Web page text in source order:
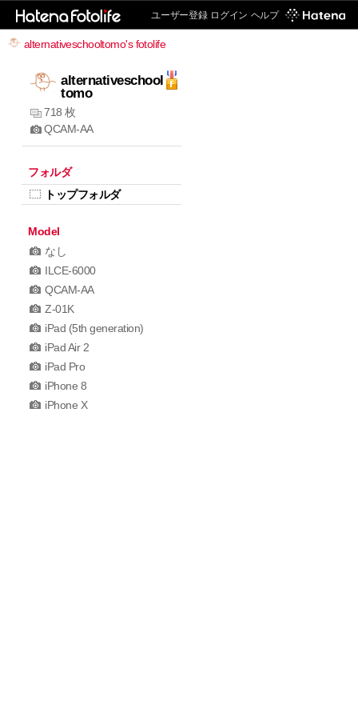
ユーザー登録 ログイン ヘルプ
alternativeschooltomo's fotolife
alternativeschool
tomo
718 枚
QCAM-AA
フォルダ
トップフォルダ
Model
なし
ILCE-6000
QCAM-AA
Z-01K
iPad (5th generation)
iPad Air 2
iPad Pro
iPhone 8
iPhone X